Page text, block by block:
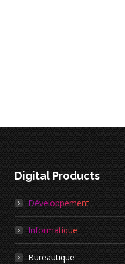
Digital Products
Développement
Informatique
Bureautique